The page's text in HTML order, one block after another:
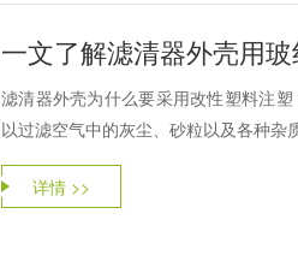
一文了解滤清器外壳用
滤清器外壳为什么要采用改性塑料注
以过滤空气中的灰尘、砂粒以及各种
详情 >>